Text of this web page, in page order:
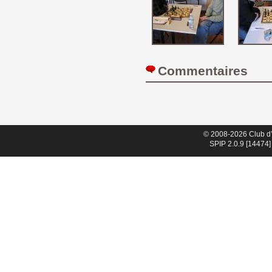
Commentaires
© 2008-2026 Club
SPIP 2.0.9 [14474]